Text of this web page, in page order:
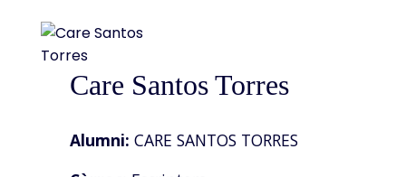
Care Santos Torres
Alumni: CARE SANTOS TORRES